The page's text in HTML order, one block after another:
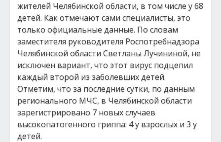
жителей Челябинской области, в том числе у 68
детей. Как отмечают сами специалисты, это
только официальные данные. По словам
заместителя руководителя Роспотребнадзора
Челябинской области Светланы Лучининой, не
исключен вариант, что этот вирус подцепил
каждый второй из заболевших детей.
Отметим, что за последние сутки, по данным
регионального МЧС, в Челябинской области
зарегистрировано 7 новых случаев
высокопатогенного гриппа: 4 у взрослых и 3 у
детей.